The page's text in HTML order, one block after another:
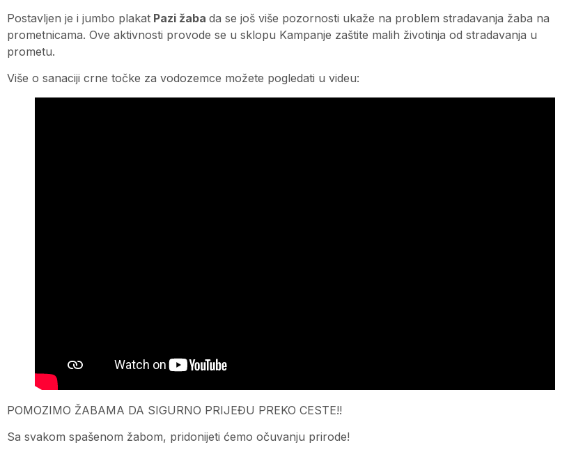
Postavljen je i jumbo plakat Pazi žaba da se još više pozornosti ukaže na problem stradavanja žaba na
prometnicama. Ove aktivnosti provode se u sklopu Kampanje zaštite malih životinja od stradavanja u
prometu.
Više o sanaciji crne točke za vodozemce možete pogledati u videu:
POMOZIMO ŽABAMA DA SIGURNO PRIJEĐU PREKO CESTE!!
Sa svakom spašenom žabom, pridonijeti ćemo očuvanju prirode!